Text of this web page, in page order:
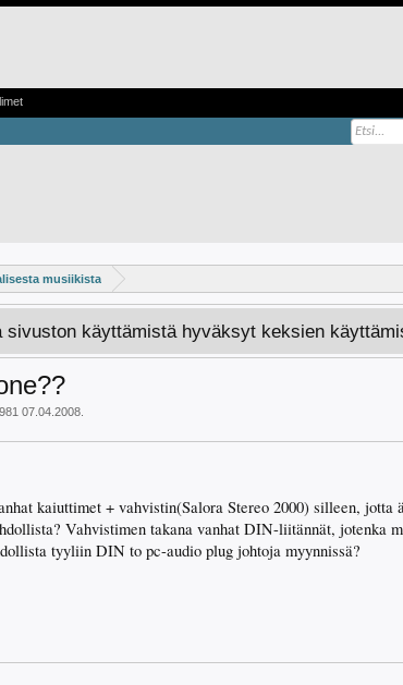
musiikista
käyttämistä hyväksyt keksien
07.04.2008
kaiuttimet + vahvistin(Salora Stereo 2000) silleen, jotta
Vahvistimen takana vanhat DIN-liitännät, jotenka
tyyliin DIN to pc-audio plug johtoja myynnissä?